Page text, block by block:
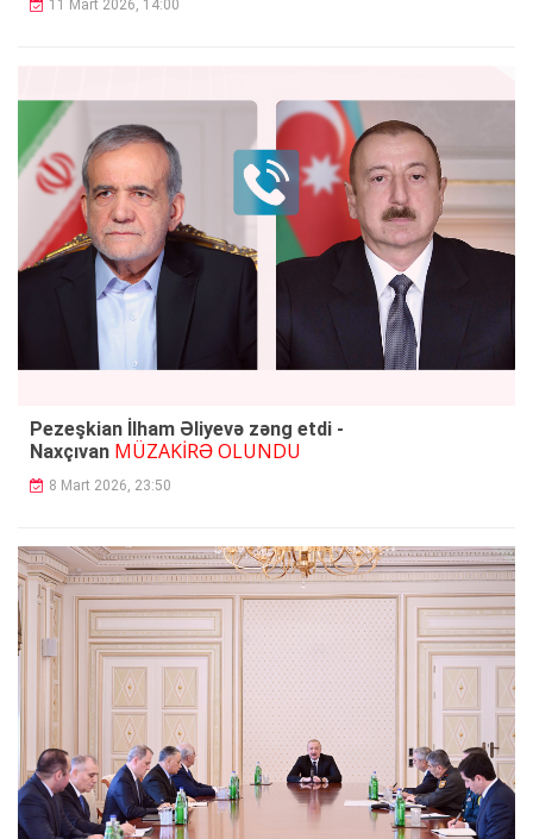
11 Mart 2026, 14:00
Pezeşkian İlham Əliyevə zəng etdi -
Naxçıvan MÜZAKİRƏ OLUNDU
8 Mart 2026, 23:50